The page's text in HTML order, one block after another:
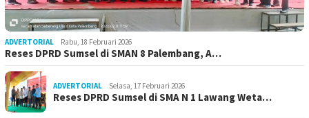
ADVERTORIAL Rabu, 18 Februari 2026
Reses DPRD Sumsel di SMAN 8 Palembang, A…
ADVERTORIAL Selasa, 17 Februari 2026
Reses DPRD Sumsel di SMA N 1 Lawang Weta…